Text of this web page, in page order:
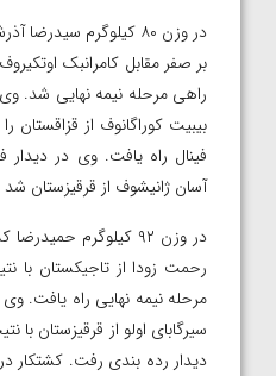
بر صفر مقابل کامرانبک
بیبیت کوراگانوف از
آسان ژانیشوف از قرقیزستان
در وزن ۹۲ کیلوگرم
مرحله نیمه نهایی راه یافت.
دیدار رده بندی رفت. کشتکار در